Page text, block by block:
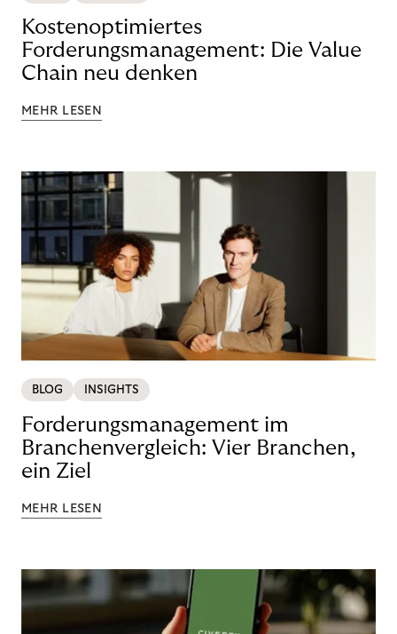
Kostenoptimiertes
Forderungsmanagement: Die Value
Chain neu denken
MEHR LESEN
BLOG INSIGHTS
Forderungsmanagement im
Branchenvergleich: Vier Branchen,
ein Ziel
MEHR LESEN